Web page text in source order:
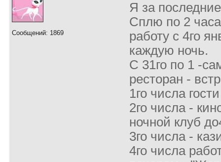
Сообщений: 1869
Я за
Сплю по 2
работу с 4го
каждую ночь.
С 31го по 1 -
ресторан -
1го числа гости
2го числа -
ночной клуб
3го числа -
4го числа